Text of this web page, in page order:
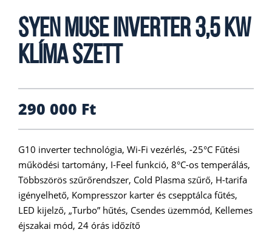
SYEN MUSE INVERTER 3,5 KW
KLÍMA SZETT
290 000 Ft
G10 inverter technológia, Wi-Fi vezérlés, -25°C Fűtési
működési tartomány, I-Feel funkció, 8°C-os temperálás,
Többszörös szűrőrendszer, Cold Plasma szűrő, H-tarifa
igényelhető, Kompresszor karter és csepptálca fűtés,
LED kijelző, „Turbo” hűtés, Csendes üzemmód, Kellemes
éjszakai mód, 24 órás időzítő